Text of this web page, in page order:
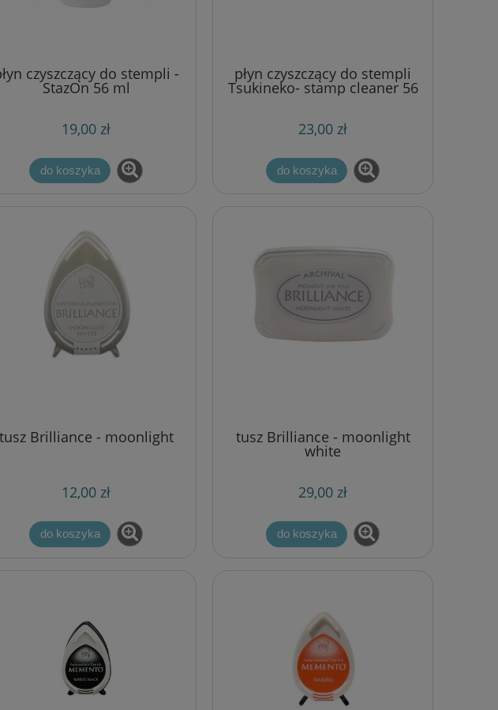
czyszczący do stempli -
StazOn 56 ml
19,00 zł
do koszyka
płyn czyszczący do stempli
Tsukineko- stamp cleaner 56
23,00 zł
do koszyka
tusz Brilliance - moonlight
12,00 zł
do koszyka
tusz Brilliance - moonlight
white
29,00 zł
do koszyka